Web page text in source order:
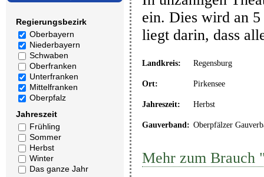
Regierungsbezirk
Oberbayern
Niederbayern
Schwaben
Oberfranken
Unterfranken
Mittelfranken
Oberpfalz
Jahreszeit
Frühling
Sommer
Herbst
Winter
Das ganze Jahr
ein. Dies wird an
liegt darin, dass
Landkreis: Regensburg
Ort: Pirkensee
Jahreszeit: Herbst
Gauverband: Oberpfälzer
Mehr zum Brauch